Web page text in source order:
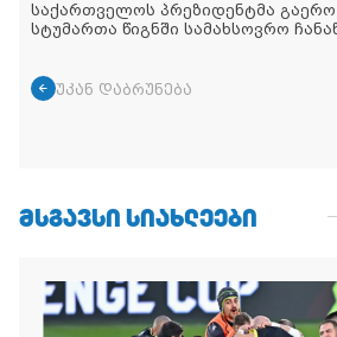
საქართველოს პრეზიდენტმა
სტუმართა წიგნში სამახსოვრო
უკან დაბრუნება
ᲛᲡᲒᲐᲕᲡᲘ ᲡᲘᲐᲮᲚᲔᲔᲑᲘ